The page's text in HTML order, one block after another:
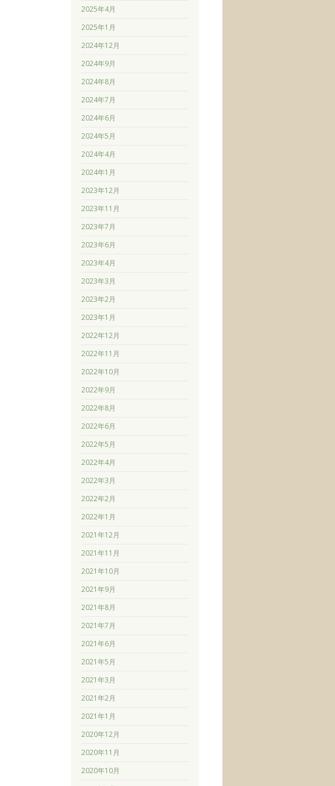
2025年4月
2025年1月
2024年12月
2024年9月
2024年8月
2024年7月
2024年6月
2024年5月
2024年4月
2024年1月
2023年12月
2023年11月
2023年7月
2023年6月
2023年4月
2023年3月
2023年2月
2023年1月
2022年12月
2022年11月
2022年10月
2022年9月
2022年8月
2022年6月
2022年5月
2022年4月
2022年3月
2022年2月
2022年1月
2021年12月
2021年11月
2021年10月
2021年9月
2021年8月
2021年7月
2021年6月
2021年5月
2021年3月
2021年2月
2021年1月
2020年12月
2020年11月
2020年10月